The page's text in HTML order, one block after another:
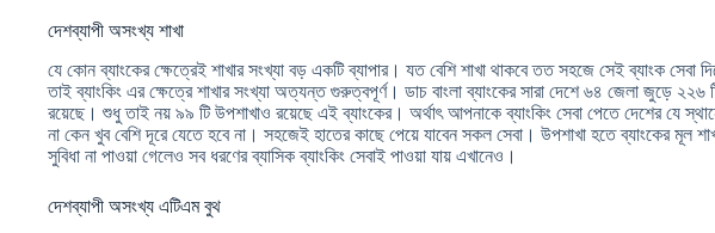
দেশব্যাপী অসংখ্য শাখা
যে কোন ব্যাংকের ক্ষেত্রেই শাখার সংখ্যা বড় একটি ব্যাপার। যত বেশি শাখা থাকবে তত সহজে সেই ব্যাংক সেবা
তাই ব্যাংকিং এর ক্ষেত্রে শাখার সংখ্যা অত্যন্ত গুরুত্বপূর্ণ। ডাচ বাংলা ব্যাংকের সারা দেশে ৬৪ জেলা জুড়ে ২২৬
রয়েছে। শুধু তাই নয় ৯৯ টি উপশাখাও রয়েছে এই ব্যাংকের। অর্থাৎ আপনাকে ব্যাংকিং সেবা পেতে দেশের যে
না কেন খুব বেশি দূরে যেতে হবে না। সহজেই হাতের কাছে পেয়ে যাবেন সকল সেবা। উপশাখা হতে ব্যাংকের মূল
সুবিধা না পাওয়া গেলেও সব ধরণের ব্যাসিক ব্যাংকিং সেবাই পাওয়া যায় এখানেও।
দেশব্যাপী অসংখ্য এটিএম বুথ